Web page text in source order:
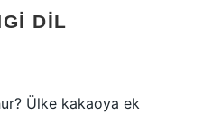
DIL
Ülke kakaoya ek